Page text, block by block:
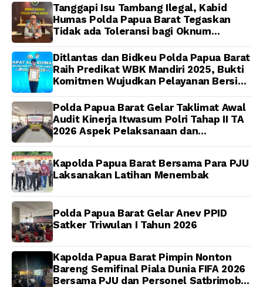
Papua Barat Yanto
Idorway Telah Matang,
Pelaksanaan
Dijadwalkan Kamis
Tanggapi Isu Tambang Ilegal, Kabid
Humas Polda Papua Barat Tegaskan
Tidak ada Toleransi bagi Oknum
Ditlantas dan Bidkeu Polda Papua Barat
Raih Predikat WBK Mandiri 2025, Bukti
Komitmen Wujudkan Pelayanan Bersih
Polda Papua Barat Gelar Taklimat Awal
Audit Kinerja Itwasum Polri Tahap II TA
2026 Aspek Pelaksanaan dan
Kapolda Papua Barat Bersama Para PJU
Laksanakan Latihan Menembak
Polda Papua Barat Gelar Anev PPID
Satker Triwulan I Tahun 2026
Kapolda Papua Barat Pimpin Nonton
Bareng Semifinal Piala Dunia FIFA 2026
Bersama PJU dan Personel Satbrimob